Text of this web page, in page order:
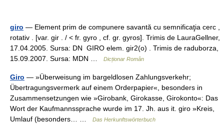
giro — Element prim de compunere savantă cu semnificaţia cerc ,
rotativ . [var. gir . / < fr. gyro , cf. gr. gyros]. Trimis de LauraGellner,
17.04.2005. Sursa: DN GIRO elem. gir2(o) . Trimis de raduborza,
15.09.2007. Sursa: MDN …
Dicționar Român
Giro — »Überweisung im bargeldlosen Zahlungsverkehr;
Übertragungsvermerk auf einem Orderpapier«, besonders in
Zusammensetzungen wie »Girobank, Girokasse, Girokonto«: Das
Wort der Kaufmannssprache wurde im 17. Jh. aus it. giro »Kreis,
Umlauf (besonders… …
Das Herkunftswörterbuch